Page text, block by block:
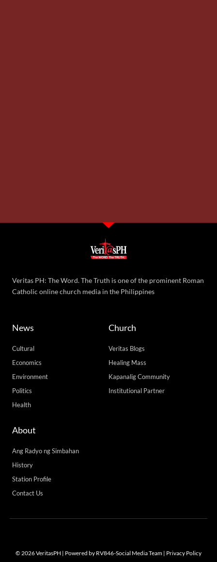
Veritas PH: The Word. The Truth is one of the prominent Roman
Catholic online church media in the Philippines
News
Cultural
Economics
Environment
Politics
Health
Church
Veritas Blogs
Healing Mass
Kapanalig Community
Institutional Partner
About
Ang Radyo ng Simbahan
History
Station Profile
Contact Us
© 2026 VeritasPH | Powered by RV846-Social Media Team | Privacy Policy